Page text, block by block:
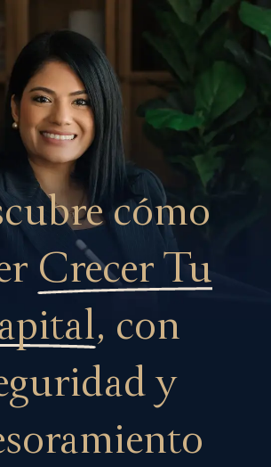
cómo
Crecer Tu
, con
y